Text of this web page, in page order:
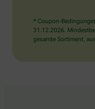
* Coupon-
31.12.2026.
gesamte Sortiment,